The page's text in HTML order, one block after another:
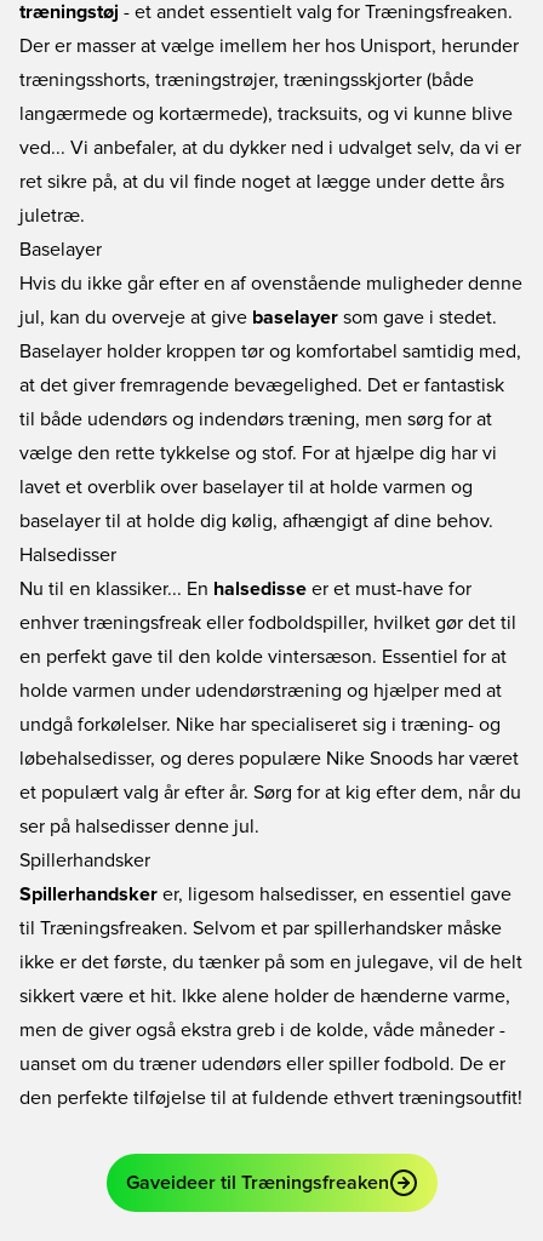
træningstøj - et andet essentielt valg for Træningsfreaken.
Der er masser at vælge imellem her hos Unisport, herunder
træningsshorts, træningstrøjer, træningsskjorter (både
langærmede og kortærmede), tracksuits, og vi kunne blive
ved... Vi anbefaler, at du dykker ned i udvalget selv, da vi er
ret sikre på, at du vil finde noget at lægge under dette års
juletræ.
Baselayer
Hvis du ikke går efter en af ovenstående muligheder denne
jul, kan du overveje at give baselayer som gave i stedet.
Baselayer holder kroppen tør og komfortabel samtidig med,
at det giver fremragende bevægelighed. Det er fantastisk
til både udendørs og indendørs træning, men sørg for at
vælge den rette tykkelse og stof. For at hjælpe dig har vi
lavet et overblik over baselayer til at holde varmen og
baselayer til at holde dig kølig, afhængigt af dine behov.
Halsedisser
Nu til en klassiker... En halsedisse er et must-have for
enhver træningsfreak eller fodboldspiller, hvilket gør det til
en perfekt gave til den kolde vintersæson. Essentiel for at
holde varmen under udendørstræning og hjælper med at
undgå forkølelser. Nike har specialiseret sig i træning- og
løbehalsedisser, og deres populære Nike Snoods har været
et populært valg år efter år. Sørg for at kig efter dem, når du
ser på halsedisser denne jul.
Spillerhandsker
Spillerhandsker er, ligesom halsedisser, en essentiel gave
til Træningsfreaken. Selvom et par spillerhandsker måske
ikke er det første, du tænker på som en julegave, vil de helt
sikkert være et hit. Ikke alene holder de hænderne varme,
men de giver også ekstra greb i de kolde, våde måneder -
uanset om du træner udendørs eller spiller fodbold. De er
den perfekte tilføjelse til at fuldende ethvert træningsoutfit!
Gaveideer til Træningsfreaken